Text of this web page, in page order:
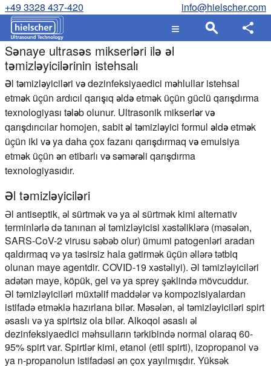
+49 3328 437-420 info@hielscher.com
Sənaye ultrasəs mikserləri ilə əl
təmizləyicilərinin istehsalı
Əl təmizləyiciləri və dezinfeksiyaedici məhlullar istehsal
etmək üçün ardıcıl qarışıq əldə etmək üçün güclü qarışdırma
texnologiyası tələb olunur. Ultrasonik mikserlər və
qarışdırıcılar homojen, sabit əl təmizləyici formul əldə etmək
üçün iki və ya daha çox fazanı qarışdırmaq və emulsiya
etmək üçün ən etibarlı və səmərəli qarışdırma
texnologiyasıdır.
Əl təmizləyiciləri
Əl antiseptik, əl sürtmək və ya əl sürtmək kimi alternativ
terminlərlə də tanınan əl təmizləyicisi xəstəliklərə (məsələn,
SARS-CoV-2 virusu səbəb olur) ümumi patogenləri aradan
qaldırmaq və ya təsirsiz hala gətirmək üçün əllərə tətbiq
olunan maye agentdir. COVID-19 xəstəliyi). Əl təmizləyiciləri
adətən maye, köpük, gel və ya sprey şəklində mövcuddur.
Əl təmizləyiciləri müxtəlif maddələr və kompozisiyalardan
istifadə etməklə hazırlana bilər. Məsələn, əl təmizləyiciləri spirt
əsaslı və ya spirtsiz ola bilər. Alkoqol əsaslı əl
dezinfeksiyaedici məhsulların tərkibində normal olaraq 60-
95% spirt var. Spirtlər kimi, etanol (etil spirti), izopropanol və
ya n-propanolun istifadəsi ən çox yayılmışdır. Yüksək